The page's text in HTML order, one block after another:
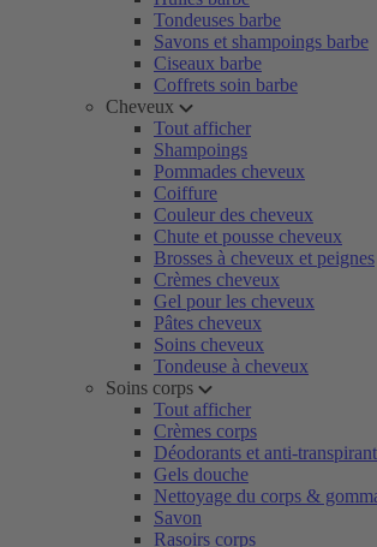
Tondeuses barbe
Savons et shampoings barbe
Ciseaux barbe
Coffrets soin barbe
Cheveux
Tout afficher
Shampoings
Pommades cheveux
Coiffure
Couleur des cheveux
Chute et pousse cheveux
Brosses à cheveux et peignes
Crèmes cheveux
Gel pour les cheveux
Pâtes cheveux
Soins cheveux
Tondeuse à cheveux
Soins corps
Tout afficher
Crèmes corps
Déodorants et anti-
Gels douche
Nettoyage du corps &
Savon
Rasoirs corps